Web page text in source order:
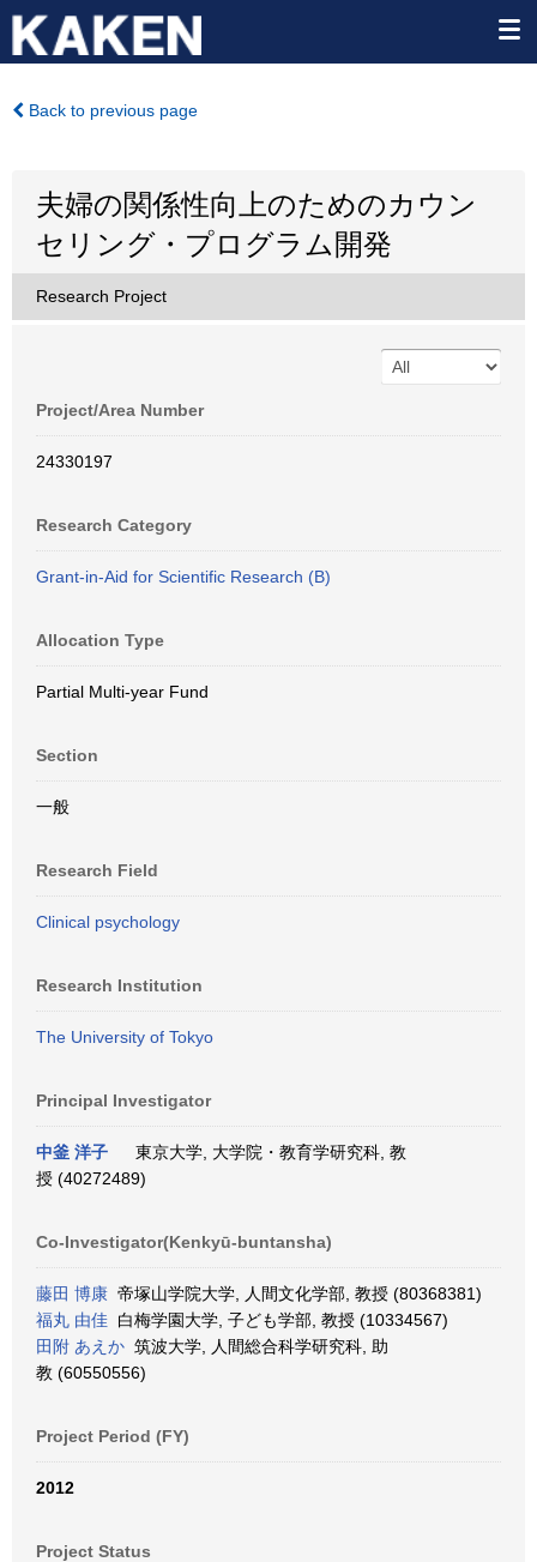
Back to previous page
夫婦の関係性向上のためのカウン
セリング・プログラム開発
Research Project
Project/Area Number
24330197
Research Category
Grant-in-Aid for Scientific Research (B)
Allocation Type
Partial Multi-year Fund
Section
一般
Research Field
Clinical psychology
Research Institution
The University of Tokyo
Principal Investigator
中釜 洋子
東京大学, 大学院・教育学研究科, 教
授 (40272489)
Co-Investigator(Kenkyū-buntansha)
藤田 博康 帝塚山学院大学, 人間文化学部, 教授 (80368381)
福丸 由佳 白梅学園大学, 子ども学部, 教授 (10334567)
田附 あえか 筑波大学, 人間総合科学研究科, 助
教 (60550556)
Project Period (FY)
2012
Project Status